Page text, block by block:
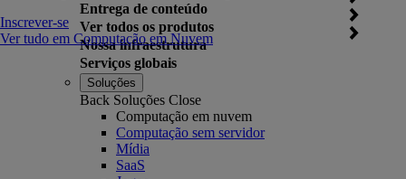
Entrega de conteúdo
Ver todos os produtos
Nossa infraestrutura
Serviços globais
Inscrever-se
Ver tudo em Computação em Nuvem
Soluções
Back Soluções Close
Computação em nuvem
Computação sem servidor
Mídia
SaaS